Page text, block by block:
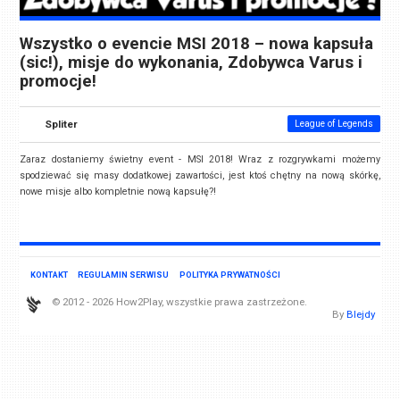
Wszystko o evencie MSI 2018 – nowa kapsuła
(sic!), misje do wykonania, Zdobywca Varus i
promocje!
Spliter League of Legends
Zaraz dostaniemy świetny event - MSI 2018! Wraz z rozgrywkami możemy
spodziewać się masy dodatkowej zawartości, jest ktoś chętny na nową skórkę,
nowe misje albo kompletnie nową kapsułę?!
KONTAKT REGULAMIN SERWISU POLITYKA PRYWATNOŚCI
© 2012 - 2026 How2Play, wszystkie prawa zastrzeżone.
By Blejdy